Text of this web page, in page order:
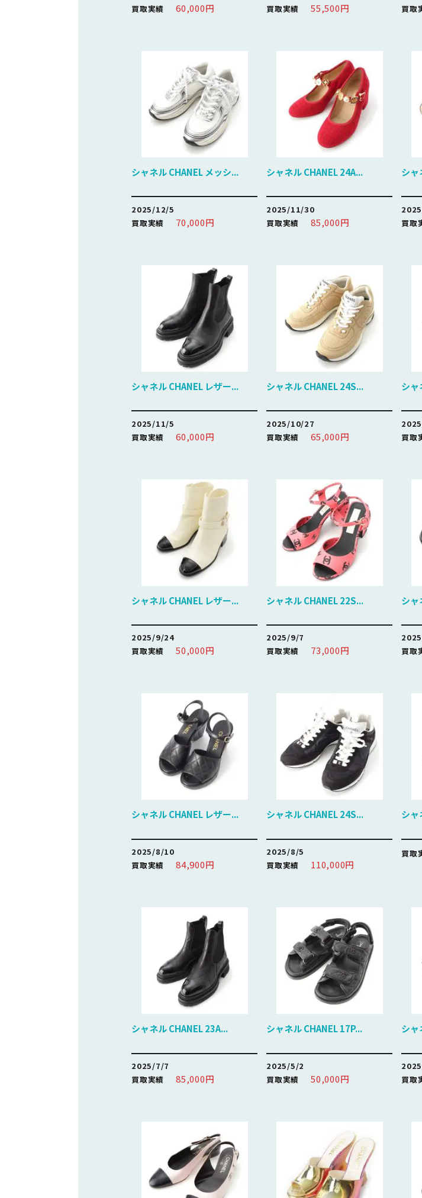
買取実績
60,000円
買取実績
55,500円
買取
シャネル CHANEL メッシ...
2025/12/5
買取実績
70,000円
シャネル CHANEL 24A...
2025/11/30
買取実績
85,000円
シャ
買取
シャネル CHANEL レザー...
2025/11/5
買取実績
60,000円
シャネル CHANEL 24S...
2025/10/27
買取実績
65,000円
シャ
買取
シャネル CHANEL レザー...
2025/9/24
買取実績
50,000円
シャネル CHANEL 22S...
2025/9/7
買取実績
73,000円
シャ
買取
シャネル CHANEL レザー...
2025/8/10
買取実績
84,900円
シャネル CHANEL 24S...
2025/8/5
買取実績
110,000円
シャ
買取
シャネル CHANEL 23A...
2025/7/7
買取実績
85,000円
シャネル CHANEL 17P...
2025/5/2
買取実績
50,000円
シャ
買取